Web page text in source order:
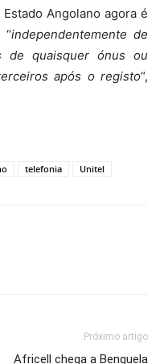
Angolano agora é
“independentemente de
de quaisquer ónus ou
após o registo“,
telefonia Unitel
Próximo artigo
Africell chega a Benguela